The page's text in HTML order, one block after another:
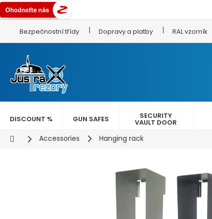
content
Bezpečnostní třídy Dopravy a platby RAL vzorník
DISCOUNT % GUN SAFES SECURITY
VAULT DOOR
HomeAccessories Hanging rack